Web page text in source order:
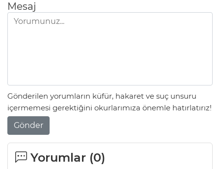
Mesaj
Gönderilen yorumların küfür, hakaret ve suç unsuru
içermemesi gerektiğini okurlarımıza önemle hatırlatırız!
Gönder
Yorumlar (0)